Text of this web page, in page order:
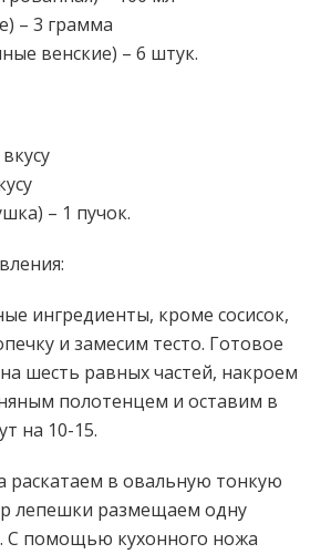
– 3 грамма
венские) – 6 штук.
– 1 пучок.
ингредиенты, кроме сосисок,
и замесим тесто. Готовое
шесть равных частей, накроем
полотенцем и оставим в
на 10-15.
раскатаем в овальную тонкую
лепешки размещаем одну
С помощью кухонного ножа